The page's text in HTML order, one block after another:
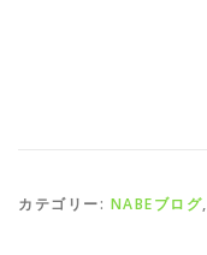
カテゴリー: NABEブログ,